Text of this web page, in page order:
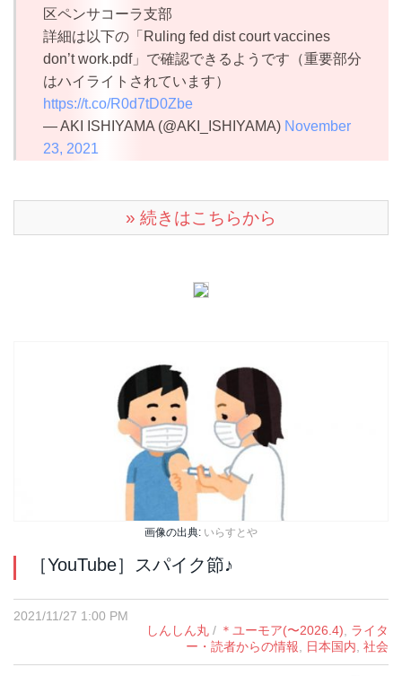
区ペンサコーラ支部
詳細は以下の「Ruling fed dist court vaccines
don’t work.pdf」で確認できるようです（重要部分
はハイライトされています）
https://t.co/R0d7tD0Zbe
— AKI ISHIYAMA (@AKI_ISHIYAMA) November
23, 2021
» 続きはこちらから
画像の出典: いらすとや
［YouTube］スパイク節♪
2021/11/27 1:00 PM
しんしん丸 / ＊ユーモア(〜2026.4)
ライタ
ー・読者からの情報
日本国内 社会